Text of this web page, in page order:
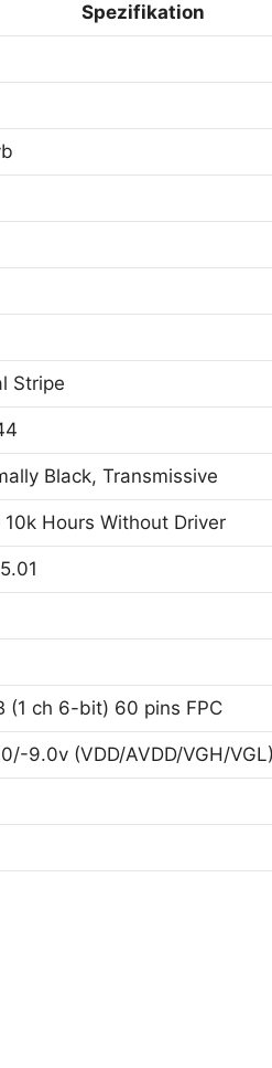
Spezifikation
Stripe
Black, Transmissive
10k Hours Without Driver
(1 ch 6-bit) 60 pins FPC
9.0v (VDD/AVDD/VGH/VGL)